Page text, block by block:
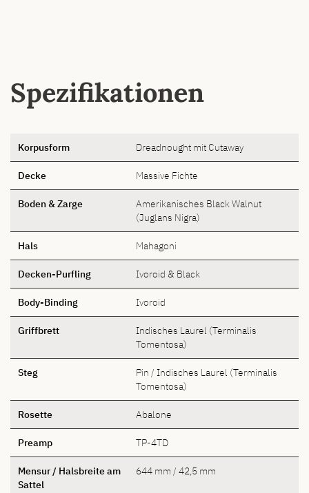
Spezifikationen
Korpusform Dreadnought mit Cutaway
Decke Massive Fichte
Boden & Zarge
Amerikanisches Black Walnut
(Juglans Nigra)
Hals Mahagoni
Decken-Purfling Ivoroid & Black
Body-Binding Ivoroid
Griffbrett
Indisches Laurel (Terminalis
Tomentosa)
Steg
Pin / Indisches Laurel (Terminalis
Tomentosa)
Rosette Abalone
Preamp TP-4TD
Mensur / Halsbreite am
Sattel
644 mm / 42,5 mm